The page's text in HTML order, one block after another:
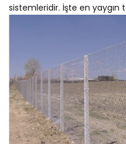
sistemleridir. İşte en yaygın